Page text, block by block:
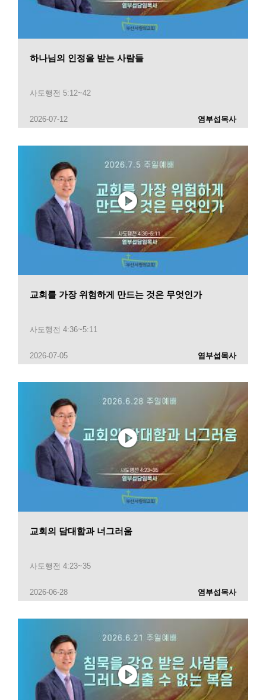
하나님의 인정을 받는 사람들
사도행전 5:12~42
2026-07-12 염부섭목사
교회를 가장 위험하게 만드는 것은 무엇인가
사도행전 4:36~5:11
2026-07-05 염부섭목사
교회의 담대함과 너그러움
사도행전 4:23~35
2026-06-28 염부섭목사